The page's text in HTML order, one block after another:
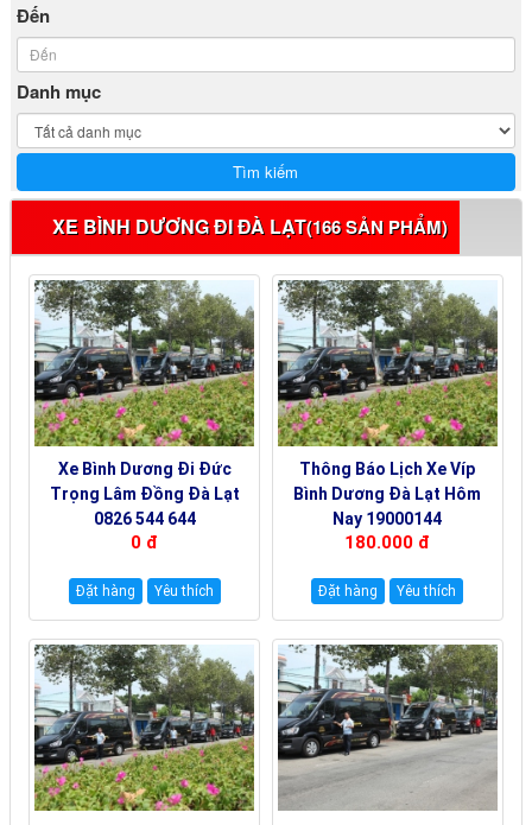
Đến
Danh mục
XE BÌNH DƯƠNG ĐI ĐÀ LẠT(166 SẢN PHẨM)
Xe Bình Dương Đi Đức
Trọng Lâm Đồng Đà Lạt
0826 544 644
0 đ
Đặt hàng Yêu thích
Thông Báo Lịch Xe Víp
Bình Dương Đà Lạt Hôm
Nay 19000144
180.000 đ
Đặt hàng Yêu thích